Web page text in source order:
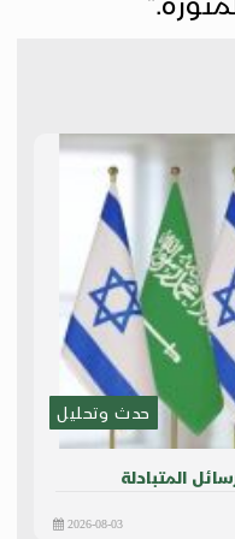
حدث وتحليل
المتبادلة
2026-08-03